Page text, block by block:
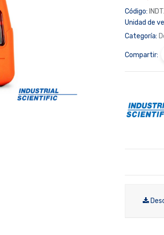
Código:
Unidad de
Categoría:
Compartir: